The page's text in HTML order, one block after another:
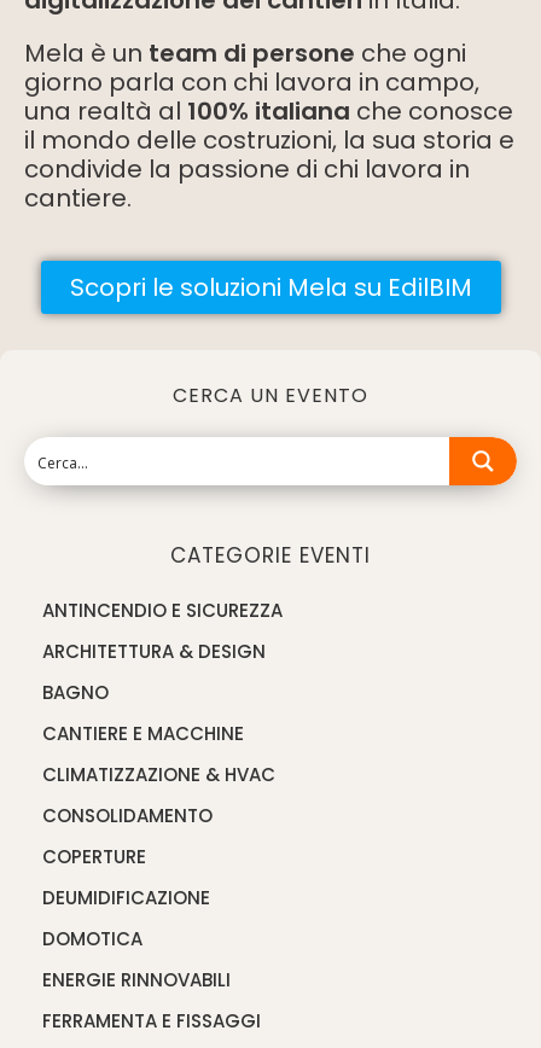
Mela è un team di persone che ogni
giorno parla con chi lavora in campo,
una realtà al 100% italiana che conosce
il mondo delle costruzioni, la sua storia e
condivide la passione di chi lavora in
cantiere.
Scopri le soluzioni Mela su EdilBIM
CERCA UN EVENTO
CATEGORIE EVENTI
ANTINCENDIO E SICUREZZA
ARCHITETTURA & DESIGN
BAGNO
CANTIERE E MACCHINE
CLIMATIZZAZIONE & HVAC
CONSOLIDAMENTO
COPERTURE
DEUMIDIFICAZIONE
DOMOTICA
ENERGIE RINNOVABILI
FERRAMENTA E FISSAGGI